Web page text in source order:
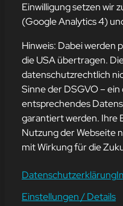
Navigation
Webseitenerstellung
Webseite mieten
Webseiten Betreuung
Einwilligung setzen wir
(Google Analytics 4)
Hinweis: Dabei werden
die USA übertragen.
datenschutzrechtlich
Sinne der DSGVO –
entsprechendes
garantiert werden. Ihre
Nutzung der Webseite
mit Wirkung für die
Datenschutzerklärung
Einstellungen / Details